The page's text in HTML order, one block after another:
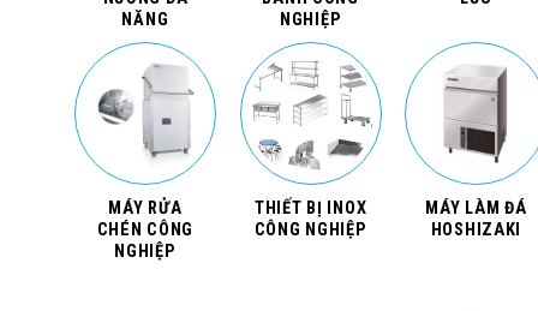
NĂNG
NGHIỆP
MÁY RỬA
CHÉN CÔNG
NGHIỆP
THIẾT BỊ INOX
CÔNG NGHIỆP
MÁY LÀM ĐÁ
HOSHIZAKI